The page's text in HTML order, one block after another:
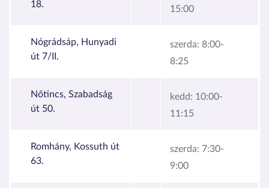
18.
15:00
Nógrádsáp, Hunyadi
út 7/II.
szerda: 8:00-
8:25
Nőtincs, Szabadság
út 50.
kedd: 10:00-
11:15
Romhány, Kossuth út
63.
szerda: 7:30-
9:00